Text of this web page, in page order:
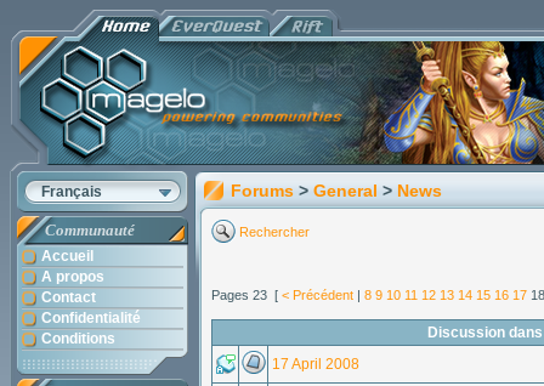
Français
Communauté
Accueil
A propos
Contact
Confidentialité
Conditions
Forums > General > News
Rechercher
Pages 23 [ < Précédent | 8 9 10 11 12 13 14 15 16 17
Discussion
17 April 2008